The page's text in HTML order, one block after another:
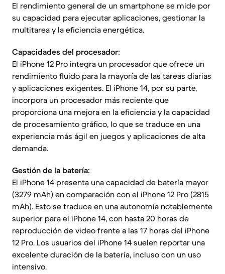
El rendimiento general de un smartphone se mide por
su capacidad para ejecutar aplicaciones, gestionar la
multitarea y la eficiencia energética.
Capacidades del procesador:
El iPhone 12 Pro integra un procesador que ofrece un
rendimiento fluido para la mayoría de las tareas diarias
y aplicaciones exigentes. El iPhone 14, por su parte,
incorpora un procesador más reciente que
proporciona una mejora en la eficiencia y la capacidad
de procesamiento gráfico, lo que se traduce en una
experiencia más ágil en juegos y aplicaciones de alta
demanda.
Gestión de la batería:
El iPhone 14 presenta una capacidad de batería mayor
(3279 mAh) en comparación con el iPhone 12 Pro (2815
mAh). Esto se traduce en una autonomía notablemente
superior para el iPhone 14, con hasta 20 horas de
reproducción de video frente a las 17 horas del iPhone
12 Pro. Los usuarios del iPhone 14 suelen reportar una
excelente duración de la batería, incluso con un uso
intensivo.